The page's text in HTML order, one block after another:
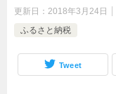
更新日： 2018年3月24日
ふるさと納税
Tweet